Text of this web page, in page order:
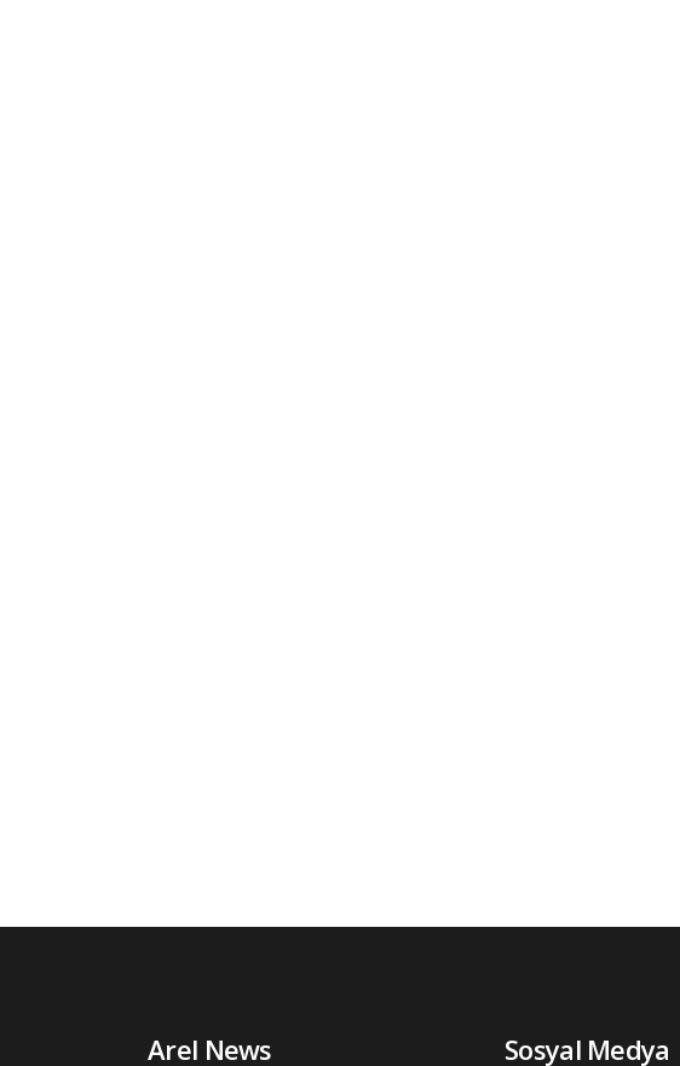
Arel News Sosyal Medya